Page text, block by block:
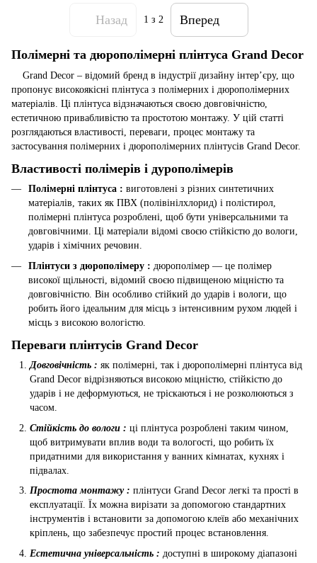
Назад 1 з 2 Вперед
Полімерні та дюрополімерні плінтуса Grand Decor
Grand Decor – відомий бренд в індустрії дизайну інтер’єру, що
пропонує високоякісні плінтуса з полімерних і дюрополімерних
матеріалів. Ці плінтуса відзначаються своєю довговічністю,
естетичною привабливістю та простотою монтажу. У цій статті
розглядаються властивості, переваги, процес монтажу та
застосування полімерних і дюрополімерних плінтусів Grand Decor.
Властивості полімерів і дурополімерів
Полімерні плінтуса : виготовлені з різних синтетичних
матеріалів, таких як ПВХ (полівінілхлорид) і полістирол,
полімерні плінтуса розроблені, щоб бути універсальними та
довговічними. Ці матеріали відомі своєю стійкістю до вологи,
ударів і хімічних речовин.
Плінтуси з дюрополімеру : дюрополімер — це полімер
високої щільності, відомий своєю підвищеною міцністю та
довговічністю. Він особливо стійкий до ударів і вологи, що
робить його ідеальним для місць з інтенсивним рухом людей і
місць з високою вологістю.
Переваги плінтусів Grand Decor
Довговічність : як полімерні, так і дюрополімерні плінтуса від
Grand Decor відрізняються високою міцністю, стійкістю до
ударів і не деформуються, не тріскаються і не розколюються з
часом.
Стійкість до вологи : ці плінтуса розроблені таким чином,
щоб витримувати вплив води та вологості, що робить їх
придатними для використання у ванних кімнатах, кухнях і
підвалах.
Простота монтажу : плінтуси Grand Decor легкі та прості в
експлуатації. Їх можна вирізати за допомогою стандартних
інструментів і встановити за допомогою клеїв або механічних
кріплень, що забезпечує простий процес встановлення.
Естетична універсальність : доступні в широкому діапазоні